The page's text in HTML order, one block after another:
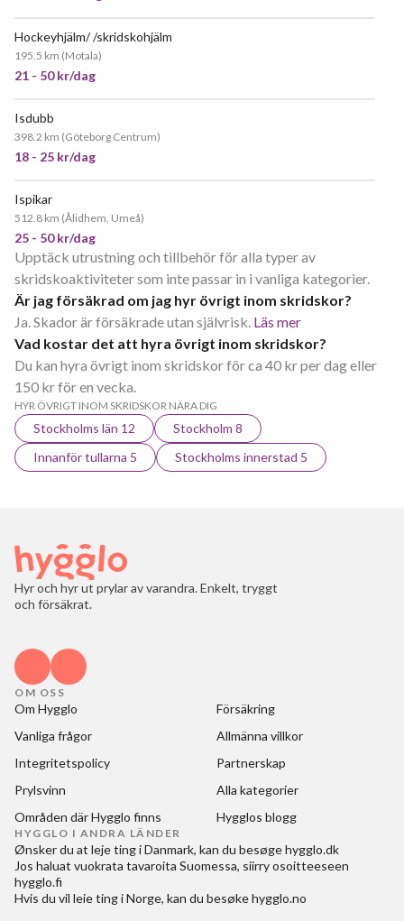
Hockeyhjälm/ /skridskohjälm
195.5 km (Motala)
21 - 50 kr/dag
Isdubb
398.2 km (Göteborg Centrum)
18 - 25 kr/dag
Ispikar
512.8 km (Ålidhem, Umeå)
25 - 50 kr/dag
Upptäck utrustning och tillbehör för alla typer av
skridskoaktiviteter som inte passar in i vanliga kategorier.
Är jag försäkrad om jag hyr övrigt inom skridskor?
Ja. Skador är försäkrade utan självrisk. Läs mer
Vad kostar det att hyra övrigt inom skridskor?
Du kan hyra övrigt inom skridskor för ca 40 kr per dag eller
150 kr för en vecka.
HYR ÖVRIGT INOM SKRIDSKOR NÄRA DIG
Stockholms län 12
Stockholm 8
Innanför tullarna 5
Stockholms innerstad 5
Hyr och hyr ut prylar av varandra. Enkelt, tryggt
och försäkrat.
OM OSS
Om Hygglo
Försäkring
Vanliga frågor
Allmänna villkor
Integritetspolicy
Partnerskap
Prylsvinn
Alla kategorier
Områden där Hygglo finns
Hygglos blogg
HYGGLO I ANDRA LÄNDER
Ønsker du at leje ting i Danmark, kan du besøgehygglo.dk
Jos haluat vuokrata tavaroita Suomessa, siirry osoitteeseen
hygglo.fi
Hvis du vil leie ting i Norge, kan du besøkehygglo.no